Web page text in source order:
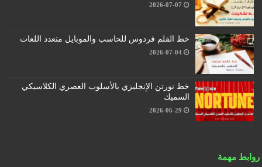
2026-07-07
خط القلم فردوس للحاسب والموبايل متعدد اللغات
2026-07-04
خط نورتن الإنجليزي بالأسلوب العصري الكلاسيكي
السميك
2026-06-29
روابط مهمة